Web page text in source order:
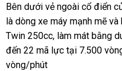
Bên dưới vẻ ngoài cổ điển
là dòng xe máy mạnh mẽ
Twin 250cc, làm mát bằng
đến 22 mã lực tại 7.500
vòng/phút